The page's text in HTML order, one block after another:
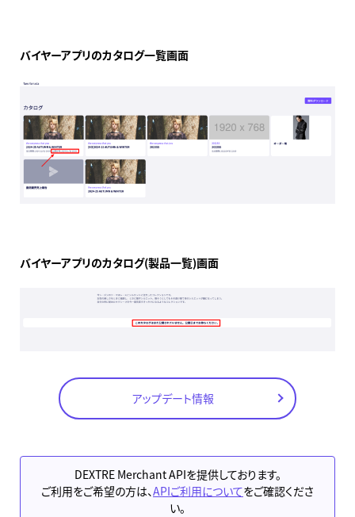
バイヤーアプリのカタログ一覧画面
バイヤーアプリのカタログ(製品一覧)画面
アップデート情報
DEXTRE Merchant APIを提供しております。
ご利用をご希望の方は、APIご利用についてをご確認くださ
い。